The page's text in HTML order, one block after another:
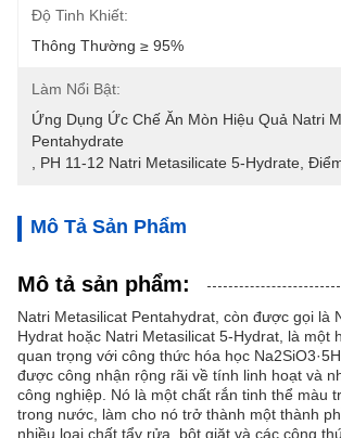
Độ Tinh Khiết:
Thông Thường ≥ 95%
Làm Nổi Bật:
Ứng Dụng Ức Chế Ăn Mòn Hiệu Quả Natri
Pentahydrate
PH 11-12 Natri Metasilicate 5-Hydrate
Mô Tả Sản Phẩm
Mô tả sản phẩm:
Natri Metasilicat Pentahydrat, còn được gọi là
Hydrat hoặc Natri Metasilicat 5-Hydrat, là một
quan trọng với công thức hóa học
được công nhận rộng rãi về tính linh hoạt và
công nghiệp. Nó là một chất rắn tinh thể màu
trong nước, làm cho nó trở thành một thành
nhiều loại chất tẩy rửa, bột giặt và các công